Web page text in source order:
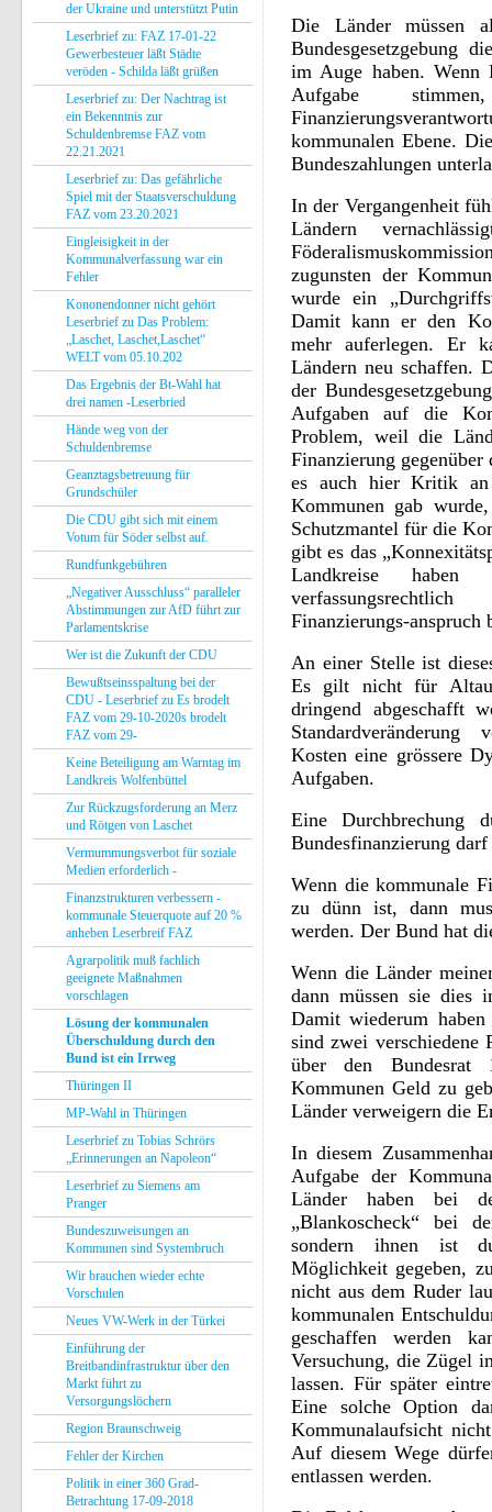
der Ukraine und unterstützt Putin
Leserbrief zu: FAZ 17-01-22
Gewerbesteuer läßt Städte
veröden - Schilda läßt grüßen
Leserbrief zu: Der Nachtrag ist
ein Bekenntnis zur
Schuldenbremse FAZ vom
22.21.2021
Leserbrief zu: Das gefährliche
Spiel mit der Staatsverschuldung
FAZ vom 23.20.2021
Eingleisigkeit in der
Kommunalverfassung war ein
Fehler
Kononendonner nicht gehört
Leserbrief zu Das Problem:
„Laschet, Laschet,Laschet“
WELT vom 05.10.202
Das Ergebnis der Bt-Wahl hat
drei namen -Leserbried
Hände weg von der
Schuldenbremse
Geanztagsbetreuung für
Grundschüler
Die CDU gibt sich mit einem
Votum für Söder selbst auf.
Rundfunkgebühren
„Negativer Ausschluss“ paralleler
Abstimmungen zur AfD führt zur
Parlamentskrise
Wer ist die Zukunft der CDU
Bewußtseinsspaltung bei der
CDU - Leserbrief zu Es brodelt
FAZ vom 29-10-2020s brodelt
FAZ vom 29-
Keine Beteiligung am Warntag im
Landkreis Wolfenbüttel
Zur Rückzugsforderung an Merz
und Rötgen von Laschet
Vermummungsverbot für soziale
Medien erforderlich -
Finanzstrukturen verbessern -
kommunale Steuerquote auf 20 %
anheben Leserbreif FAZ
Agrarpolitik muß fachlich
geeignete Maßnahmen
vorschlagen
Lösung der kommunalen
Überschuldung durch den
Bund ist ein Irrweg
Thüringen II
MP-Wahl in Thüringen
Leserbrief zu Tobias Schrörs
„Erinnerungen an Napoleon“
Leserbrief zu Siemens am
Pranger
Bundeszuweisungen an
Kommunen sind Systembruch
Wir brauchen wieder echte
Vorschulen
Neues VW-Werk in der Türkei
Einführung der
Breitbandinfrastruktur über den
Markt führt zu
Versorgungslöchern
Region Braunschweig
Fehler der Kirchen
Politik in einer 360 Grad-
Betrachtung 17-09-2018
Die Länder müssen
Bundesgesetzgebung
im Auge haben. Wenn
Aufgabe
kommunalen Ebene.
Bundeszahlungen
In der Vergangenheit
Ländern
zugunsten der
wurde ein
Damit kann er den
mehr auferlegen. Er
Ländern neu schaffen.
der
Aufgaben auf die
Problem, weil die
Finanzierung
es auch hier Kritik
Kommunen gab
Schutzmantel für die
gibt es das
Landkreise
Finanzierungs-
An einer Stelle ist
Es gilt nicht für
dringend abgeschafft
Kosten eine grössere
Aufgaben.
Eine Durchbrechung
Bundesfinanzierung
Wenn die kommunale
zu dünn ist, dann
werden. Der Bund hat
Wenn die Länder
dann müssen sie dies
Damit wiederum
sind zwei verschiedene
über den Bundesrat
Kommunen Geld zu
Länder verweigern die
In diesem
Aufgabe der
Länder haben bei
„Blankoscheck“ bei
sondern ihnen ist
Möglichkeit gegeben,
nicht aus dem Ruder
kommunalen
geschaffen werden
Versuchung, die Zügel
lassen. Für später
Eine solche Option
Kommunalaufsicht
Auf diesem Wege
entlassen werden.